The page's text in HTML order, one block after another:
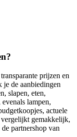
prijzen en
je de aanbiedingen
slapen, eten,
lampen,
actuele
gemakkelijk,
partnershop van